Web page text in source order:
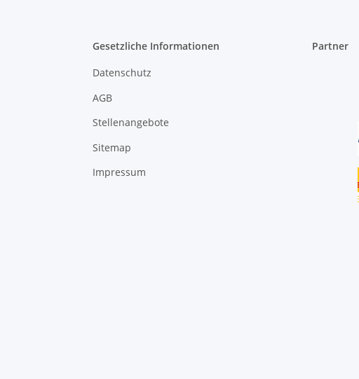
Gesetzliche Informationen
Datenschutz
AGB
Stellenangebote
Sitemap
Impressum
Partner